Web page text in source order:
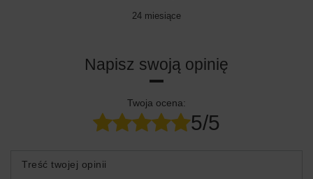
24 miesiące
Napisz swoją opinię
Twoja ocena:
5/5
Treść twojej opinii